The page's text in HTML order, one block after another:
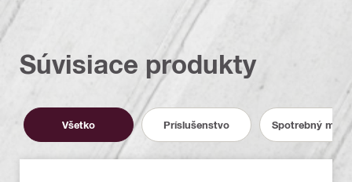
Súvisiace produkty
Všetko Príslušenstvo Spotrebný